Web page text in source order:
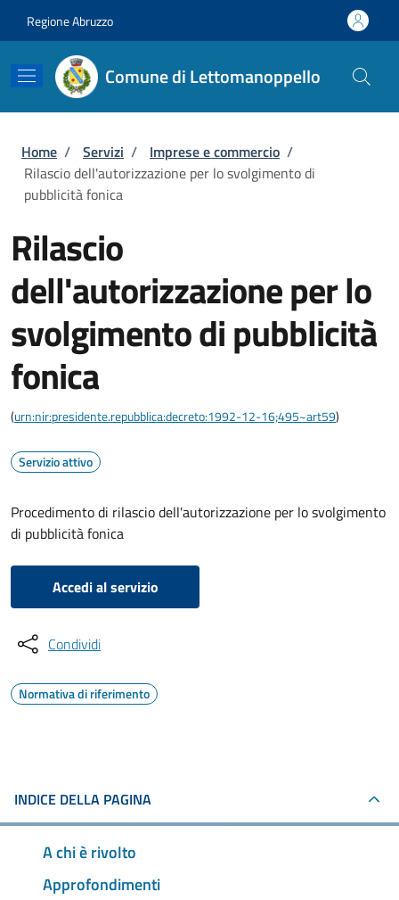
Regione Abruzzo
Comune di Lettomanoppello
Briciole di pane
Home / Servizi / Imprese e commercio /
Rilascio dell'autorizzazione per lo svolgimento di
pubblicità fonica
Rilascio
dell'autorizzazione per lo
svolgimento di pubblicità
fonica
(urn:nir:presidente.repubblica:decreto:1992-12-16;495~art59)
Servizio attivo
Procedimento di rilascio dell'autorizzazione per lo svolgimento
di pubblicità fonica
Accedi al servizio
Condividi
Normativa di riferimento
INDICE DELLA PAGINA
A chi è rivolto
Approfondimenti